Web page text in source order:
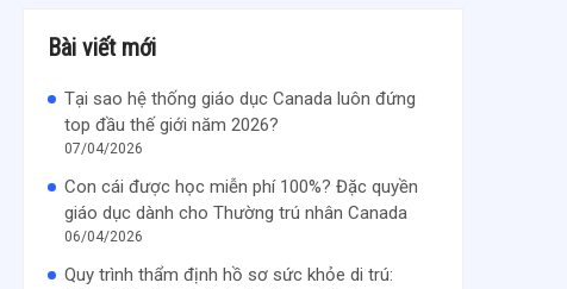
Bài viết mới
Tại sao hệ thống giáo dục Canada luôn đứng
top đầu thế giới năm 2026?
07/04/2026
Con cái được học miễn phí 100%? Đặc quyền
giáo dục dành cho Thường trú nhân Canada
06/04/2026
Quy trình thẩm định hồ sơ sức khỏe di trú: